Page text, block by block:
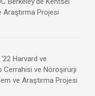
Araştırma Projesi
Harvard ve
Cerrahisi ve Nöroşirürji
ve Araştırma Projesi